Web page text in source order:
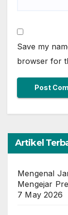
Save my
browser for
Artikel
Mengenal
Mengejar
7 May 2026